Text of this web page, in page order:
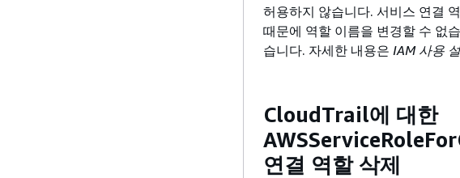
허용하지 않습니다. 서비스 연결
때문에 역할 이름을 변경할 수 없
습니다. 자세한 내용은 IAM 사용
CloudTrail에 대한
연결 역할 삭제